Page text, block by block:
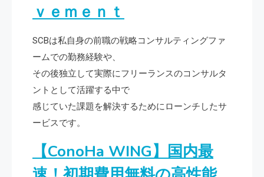
ｖｅｍｅｎｔ
SCBは私自身の前職の戦略コンサルティングファ
ームでの勤務経験や、
その後独立して実際にフリーランスのコンサルタ
ントとして活躍する中で
感じていた課題を解決するためにローンチしたサ
ービスです。
【ConoHa WING】国内最